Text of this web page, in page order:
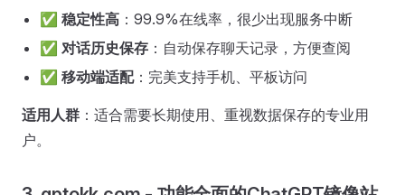
✅ 稳定性高 ：99.9%在线率，很少出现服务中断
✅ 对话历史保存 ：自动保存聊天记录，方便查阅
✅ 移动端适配：完美支持手机、平板访问
适用人群 ：适合需要长期使用、重视数据保存的专业用
户。